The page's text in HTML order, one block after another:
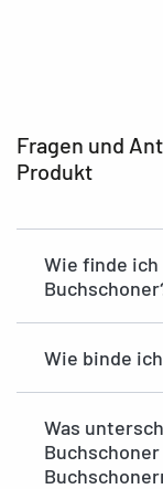
Fragen und
Produkt
Wie finde ich
Wie binde
Was